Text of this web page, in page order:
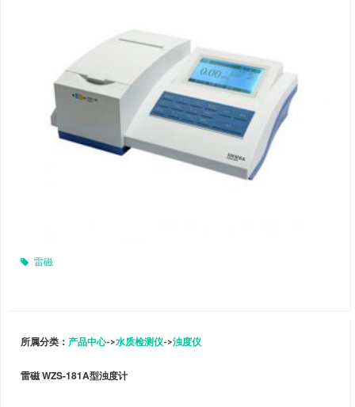
雷磁
所属分类： 产品中心->水质检测仪->浊度仪
雷磁 WZS-181A型浊度计